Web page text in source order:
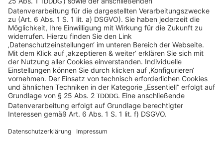
©SYCOR GmbH
Impressum
Datenschutz
Cookies & Tracking